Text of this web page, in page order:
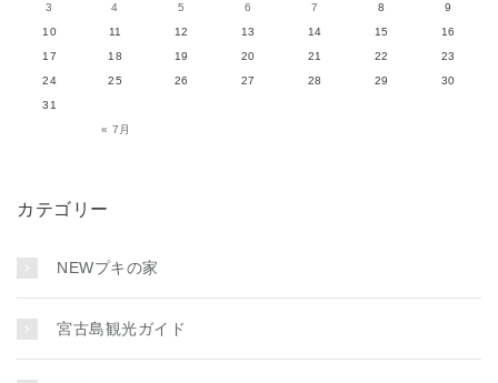
« 7月
3
4 5 6 7 8
9
10
11 12 13 14 15
16
17
18 19 20 21 22
23
24
25 26 27 28 29
30
31
カテゴリー
NEWプキの家
宮古島観光ガイド